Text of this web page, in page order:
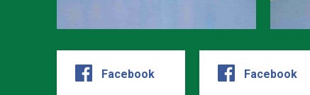
Facebook Facebook